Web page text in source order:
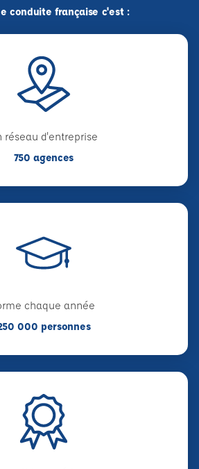
conduite française c'est :
réseau d'entreprise
750 agences
chaque année
000 personnes